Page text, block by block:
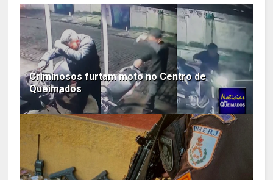
Criminosos furtam moto no Centro de
Queimados